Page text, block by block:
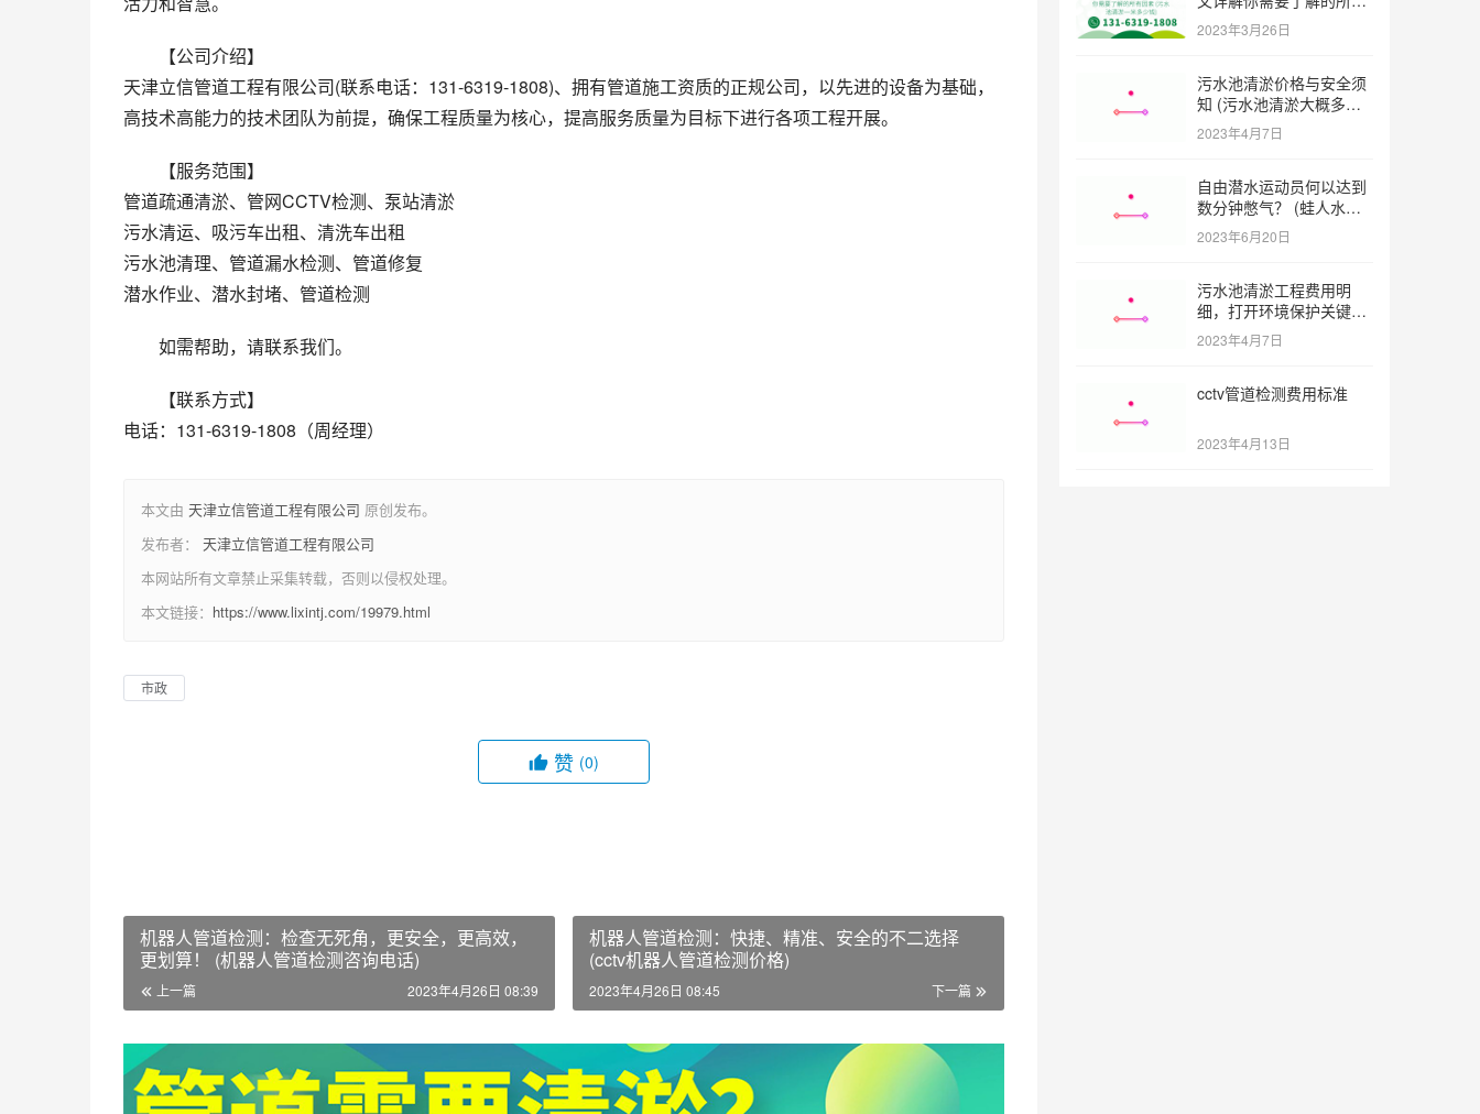
【公司介绍】
天津立信管道工程有限公司(联系电话：131-6319-1808)、拥有管道施工资质的正规公司，以先进的设备为基础，
高技术高能力的技术团队为前提，确保工程质量为核心，提高服务质量为目标下进行各项工程开展。
【服务范围】
管道疏通清淤、管网CCTV检测、泵站清淤
污水清运、吸污车出租、清洗车出租
污水池清理、管道漏水检测、管道修复
潜水作业、潜水封堵、管道检测
如需帮助，请联系我们。
【联系方式】
电话：131-6319-1808（周经理）
本文由 天津立信管道工程有限公司 原创发布。
发布者： 天津立信管道工程有限公司
本网站所有文章禁止采集转载，否则以侵权处理。
本文链接： https://www.lixintj.com/19979.html
市政
赞 (0)
机器人管道检测：检查无死角，更安全，更高效，
更划算！ (机器人管道检测咨询电话)
上一篇 2023年4月26日 08:39
机器人管道检测：快捷、精准、安全的不二选择
(cctv机器人管道检测价格)
下一篇
2023年4月26日 08:45
因素 (污水池清淤一米多
少钱)
2023年3月26日
污水池清淤价格与安全须
知 (污水池清淤大概多少
一方)
2023年4月7日
自由潜水运动员何以达到
数分钟憋气？ (蛙人水下
憋气最长多久)
2023年6月20日
污水池清淤工程费用明
细，打开环境保护关键之
门 (污水池清淤工程报价
明细)
2023年4月7日
cctv管道检测费用标准
2023年4月13日